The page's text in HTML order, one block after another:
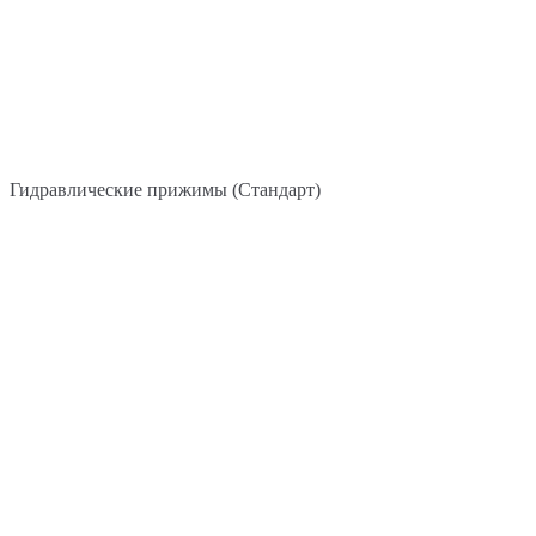
Гидравлические прижимы (Стандарт)